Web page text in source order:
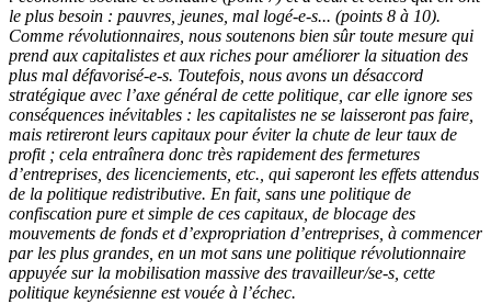
le plus besoin : pauvres, jeunes, mal logé-e-s... (points 8 à 10).
Comme révolutionnaires, nous soutenons bien sûr toute mesure qui
prend aux capitalistes et aux riches pour améliorer la situation des
plus mal défavorisé-e-s. Toutefois, nous avons un désaccord
stratégique avec l’axe général de cette politique, car elle ignore ses
conséquences inévitables : les capitalistes ne se laisseront pas faire,
mais retireront leurs capitaux pour éviter la chute de leur taux de
profit ; cela entraînera donc très rapidement des fermetures
d’entreprises, des licenciements, etc., qui saperont les effets attendus
de la politique redistributive. En fait, sans une politique de
confiscation pure et simple de ces capitaux, de blocage des
mouvements de fonds et d’expropriation d’entreprises, à commencer
par les plus grandes, en un mot sans une politique révolutionnaire
appuyée sur la mobilisation massive des travailleur/se-s, cette
politique keynésienne est vouée à l’échec.